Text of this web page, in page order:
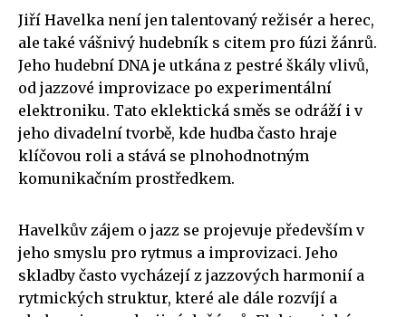
Jiří Havelka není jen talentovaný režisér a herec,
ale také vášnivý hudebník s citem pro fúzi žánrů.
Jeho hudební DNA je utkána z pestré škály vlivů,
od jazzové improvizace po experimentální
elektroniku. Tato eklektická směs se odráží i v
jeho divadelní tvorbě, kde hudba často hraje
klíčovou roli a stává se plnohodnotným
komunikačním prostředkem.
Havelkův zájem o jazz se projevuje především v
jeho smyslu pro rytmus a improvizaci. Jeho
skladby často vycházejí z jazzových harmonií a
rytmických struktur, které ale dále rozvíjí a